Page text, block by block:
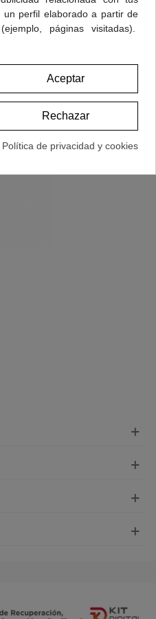
perfil elaborado a partir de
páginas visitadas).
Aceptar
Rechazar
Política de privacidad y cookies